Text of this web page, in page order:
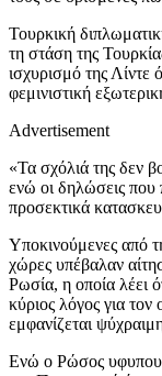
Τουρκική
τη στάση της
ισχυρισμό της Λίντε
φεμινιστική
Advertisement
«Τα σχόλιά της δεν
ενώ οι δηλώσεις που
προσεκτικά
Υποκινούμενες από
χώρες υπέβαλαν
Ρωσία, η οποία λέει
κύριος λόγος για
εμφανίζεται
Ενώ ο Ρώσος